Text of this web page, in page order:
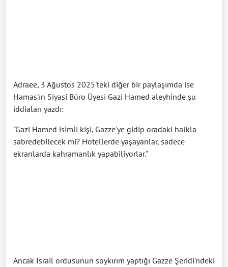
Adraee, 3 Ağustos 2025'teki diğer bir paylaşımda ise
Hamas'ın Siyasi Büro Üyesi Gazi Hamed aleyhinde şu
iddiaları yazdı:
"Gazi Hamed isimli kişi, Gazze'ye gidip oradaki halkla
sabredebilecek mi? Hotellerde yaşayanlar, sadece
ekranlarda kahramanlık yapabiliyorlar."
Ancak İsrail ordusunun soykırım yaptığı Gazze Şeridi'ndeki